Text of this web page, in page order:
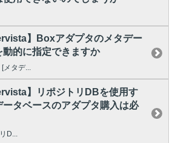
】Boxアダプタのメタデー
的に指定できますか
メタデ...
】リポジトリDBを使用す
ータベースのアダプタ購入は必
D...